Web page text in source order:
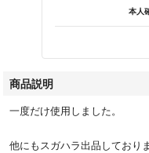
本人
商品説明
一度だけ使用しました。
他にもスガハラ出品しておりま